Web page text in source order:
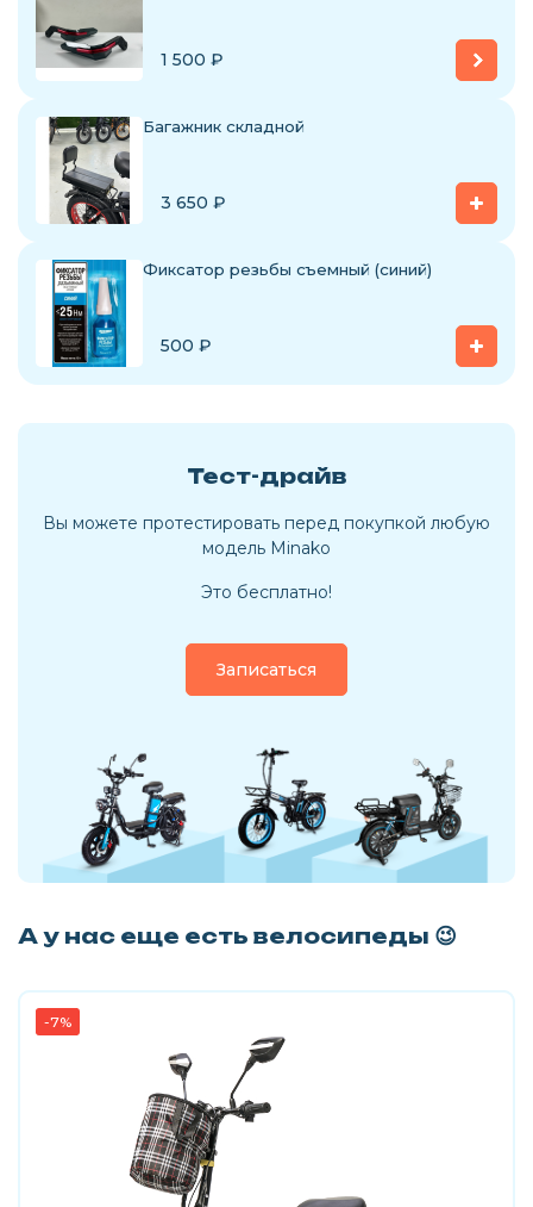
1 500 ₽
Багажник складной
3 650 ₽
Фиксатор резьбы съемный (синий)
500 ₽
Тест-драйв
Вы можете протестировать перед покупкой любую
модель Minako
Это бесплатно!
Записаться
А у нас еще есть велосипеды 😉
-7%